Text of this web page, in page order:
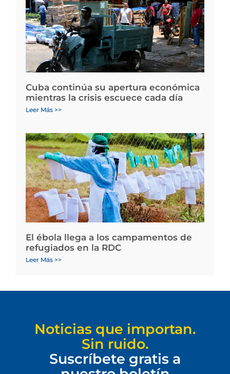
Cuba continúa su apertura económica
mientras la crisis escuece cada día
Leer Más >>
El ébola llega a los campamentos de
refugiados en la RDC
Leer Más >>
Noticias que importan.
Sin ruido.
Suscríbete gratis a